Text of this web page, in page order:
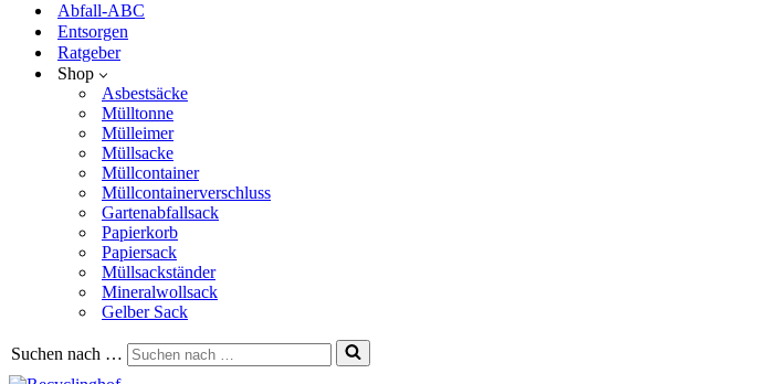
Abfall-ABC
Entsorgen
Ratgeber
Shop
Asbestsäcke
Mülltonne
Mülleimer
Müllsacke
Müllcontainer
Müllcontainerverschluss
Gartenabfallsack
Papierkorb
Papiersack
Müllsackständer
Mineralwollsack
Gelber Sack
Suchen nach …